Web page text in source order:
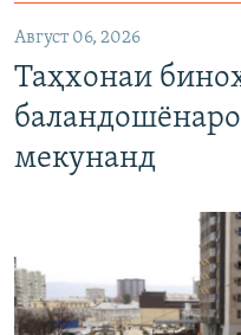
Август 06, 2026
Таҳхонаи
мекунанд